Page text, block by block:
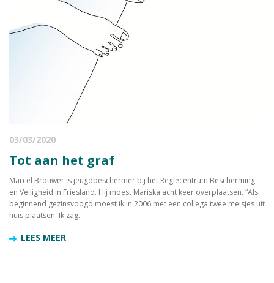
03/03/2020
Tot aan het graf
Marcel Brouwer is jeugdbeschermer bij het Regiecentrum Bescherming
en Veiligheid in Friesland. Hij moest Mariska acht keer overplaatsen. “Als
beginnend gezinsvoogd moest ik in 2006 met een collega twee meisjes uit
huis plaatsen. Ik zag...
LEES MEER